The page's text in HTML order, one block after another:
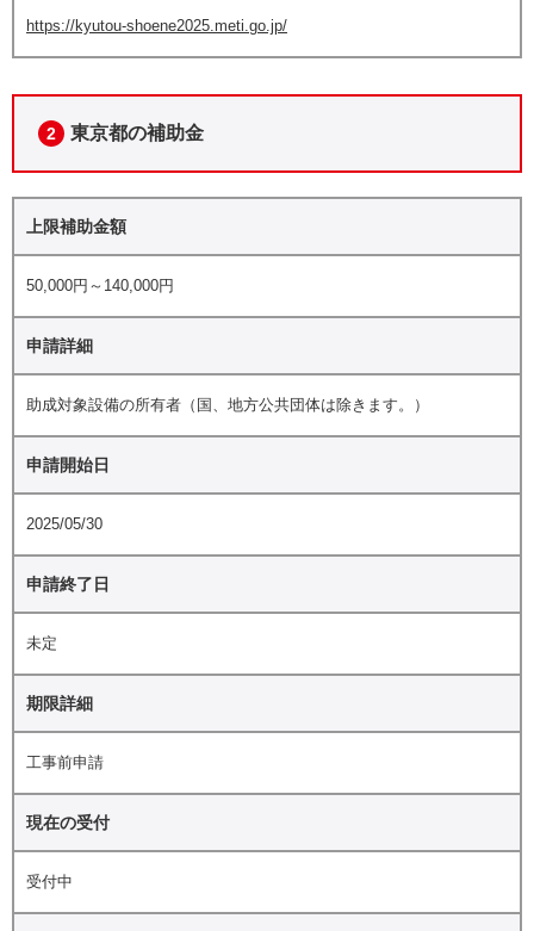
https://kyutou-shoene2025.meti.go.jp/
2 東京都の補助金
上限補助金額
50,000円～140,000円
申請詳細
助成対象設備の所有者（国、地方公共団体は除きます。）
申請開始日
2025/05/30
申請終了日
未定
期限詳細
工事前申請
現在の受付
受付中